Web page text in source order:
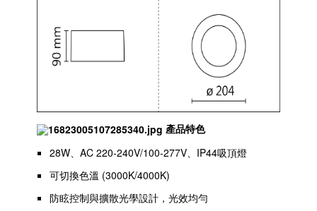
產品特色
28W、AC 220-240V/100-277V、IP44吸頂燈
可切換色溫 (3000K/4000K)
防眩控制與擴散光學設計，光效均勻